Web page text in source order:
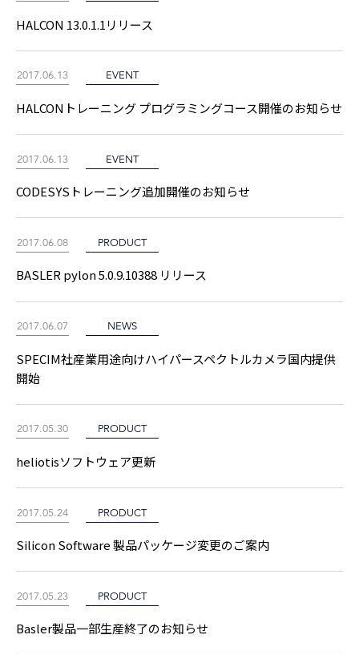
HALCON 13.0.1.1リリース
2017.06.13 EVENT
HALCONトレーニング プログラミングコース開催のお知らせ
2017.06.13 EVENT
CODESYSトレーニング追加開催のお知らせ
2017.06.08 PRODUCT
BASLER pylon 5.0.9.10388 リリース
2017.06.07 NEWS
SPECIM社産業用途向けハイパースペクトルカメラ国内提供
開始
2017.05.30 PRODUCT
heliotisソフトウェア更新
2017.05.24 PRODUCT
Silicon Software 製品パッケージ変更のご案内
2017.05.23 PRODUCT
Basler製品一部生産終了のお知らせ